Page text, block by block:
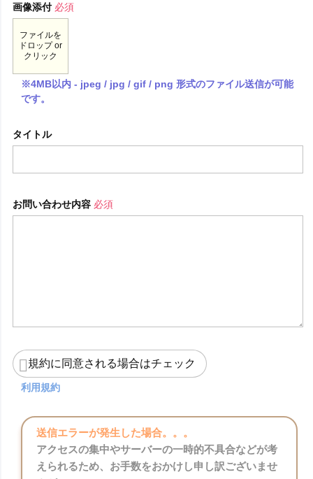
画像添付 必須
ファイルを
ドロップ or
クリック
※4MB以内 - jpeg / jpg / gif / png 形式のファイル送信が可能
です。
タイトル
お問い合わせ内容 必須
規約に同意される場合はチェック
利用規約
送信エラーが発生した場合。。。
アクセスの集中やサーバーの一時的不具合などが考
えられるため、お手数をおかけし申し訳ございませ